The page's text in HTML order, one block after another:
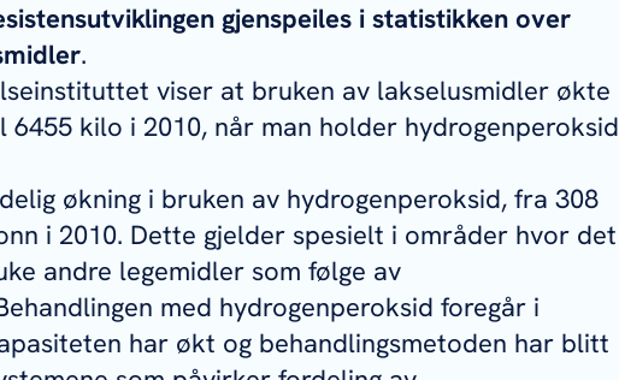
gjenspeiles i statistikken over
.
viser at bruken av lakselusmidler økte
kilo i 2010, når man holder hydrogenperoksid
økning i bruken av hydrogenperoksid, fra 308
i 2010. Dette gjelder spesielt i områder hvor det
andre legemidler som følge av
med hydrogenperoksid foregår i
har økt og behandlingsmetoden har blitt